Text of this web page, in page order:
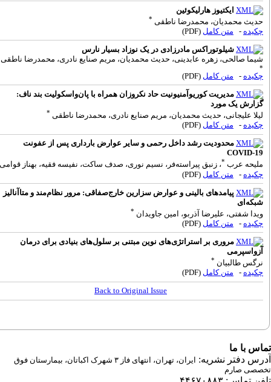
ایکتیوز هارلیکوئین
حدیث محمدیان، محمدرضا ناطقی
چکیده - متن کامل(PDF)
شیلوتوراکس مادرزادی در یک نوزاد بسیار نارس
شیما صالحی، زهره عابدینی، حدیث محمدیان، مریم صنایع نادری، محمدرضا ناطقی
چکیده - متن کامل(PDF)
مدیریت کوریوآمنیونیت حاد نکروزان همراه با پان‌واسکولیت بند ناف:
گزارش یک مورد
لیلا علیجانی، حدیث محمدیان، مریم صنایع نادری، محمدرضا ناطقی
چکیده - متن کامل(PDF)
محدودیت رشد داخل رحمی و سایر عوارض بارداری پس از عفونت
COVID-19
ملیحه عرب ، زنبق پیراسته‌فر، نسیم نوری، صدف ساکت، نفیسه فقیه، بهناز قوامی
چکیده - متن کامل(PDF)
پیامدهای بالینی و عوارض سزارین خارج‌صفاقی: مرور نظام‌مند و متاآنالیز
شبکه‌ای
ویدا شفتی، علیرضا آذربو، امین جاویدان
چکیده - متن کامل(PDF)
مروری بر استراتژی‌های نوین مبتنی بر سلول‌های بنیادی برای درمان
آزواسپرمی
نرگس طالبیان
چکیده - متن کامل(PDF)
Back to Original Issue
با ما
دفتر نشریه:
ایران، تهران، انتهای فاز ۳ شهرک اکباتان، بیمارستان فوق
صارم